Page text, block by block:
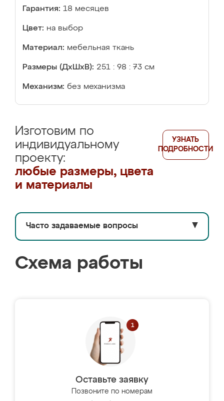
Гарантия: 18 месяцев
Цвет: на выбор
Материал: мебельная ткань
Размеры (ДхШхВ): 251 : 98 : 73 см
Механизм: без механизма
Изготовим по
индивидуальному
проекту:
любые размеры, цвета
и материалы
УЗНАТЬ
ПОДРОБНОСТИ
Часто задаваемые вопросы ▼
Схема работы
Оставьте заявку
Позвоните по номерам